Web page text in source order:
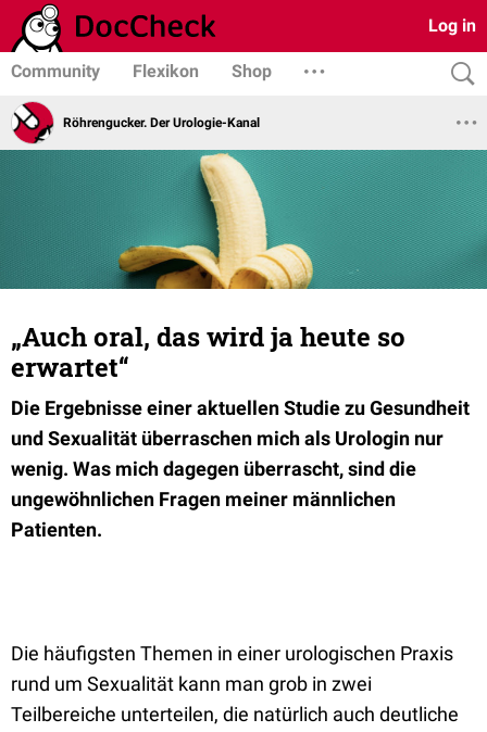
Log in
Community Flexikon Shop
Röhrengucker. Der Urologie-Kanal
„Auch oral, das wird ja heute so
erwartet“
Die Ergebnisse einer aktuellen Studie zu Gesundheit
und Sexualität überraschen mich als Urologin nur
wenig. Was mich dagegen überrascht, sind die
ungewöhnlichen Fragen meiner männlichen
Patienten.
Die häufigsten Themen in einer urologischen Praxis
rund um Sexualität kann man grob in zwei
Teilbereiche unterteilen, die natürlich auch deutliche